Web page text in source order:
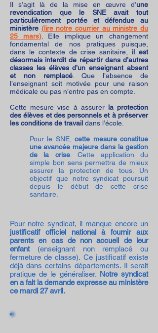
Il s’agit là de la mise en œuvre d’une
revendication que le SNE avait tout
particulièrement portée et défendue au
ministère (lire notre courrier au ministre du
25 mars). Elle implique un changement
fondamental de nos pratiques puisque,
dans le contexte de crise sanitaire,
il est
désormais interdit de répartir dans d’autres
classes les élèves d’un enseignant absent
et non remplacé. Que l’absence de
l’enseignant soit motivée pour une raison
médicale ou pas n’entre pas en compte.
Cette mesure vise à assurer la protection
des élèves et des personnels et à préserver
les conditions de travail dans l’école.
Pour le SNE,cette mesure constitue
une avancée majeure dans la gestion
de la crise. Cette application du
simple bon sens permettra de mieux
assurer la protection de tous. Un
objectif que notre syndicat poursuit
depuis le début de cette crise
sanitaire.
Pour notre syndicat, il manque encore un
justificatif officiel national à fournir aux
parents en cas de non accueil de leur
enfant(enseignant non remplacé ou
fermeture de classe). Ce justificatif existe
déjà dans certains départements. Il serait
pratique de le généraliser. Notre syndicat
en a fait la demande expresse au ministère
ce mardi 27 avril.